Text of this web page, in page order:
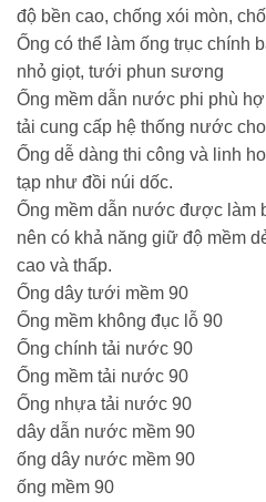
độ bền cao, chống xói mòn,
Ống có thể làm ống trục chính
nhỏ giọt, tưới phun sương
Ống mềm dẫn nước phi phù
tải cung cấp hệ thống nước
Ống dễ dàng thi công và linh
tạp như đồi núi dốc.
Ống mềm dẫn nước được làm
nên có khả năng giữ độ mềm
cao và thấp.
Ống dây tưới mềm 90
Ống mềm không đục lỗ 90
Ống chính tải nước 90
Ống mềm tải nước 90
Ống nhựa tải nước 90
dây dẫn nước mềm 90
ống dây nước mềm 90
ống mềm 90